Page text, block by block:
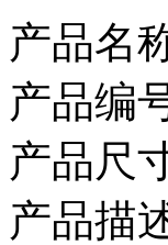
产品名
产品编
产品尺
产品描